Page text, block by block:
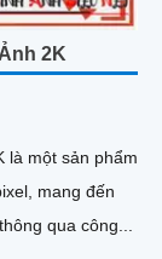
2K
là một sản phẩm
mang đến
thông qua công...